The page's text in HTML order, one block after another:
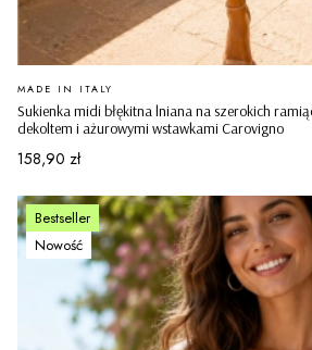
Sukienka midi błękitna lniana na szerokich
dekoltem i ażurowymi wstawkami Carovigno
PRODUCENT
MADE IN ITALY
Cena
158,90 zł
Bestseller
Nowość